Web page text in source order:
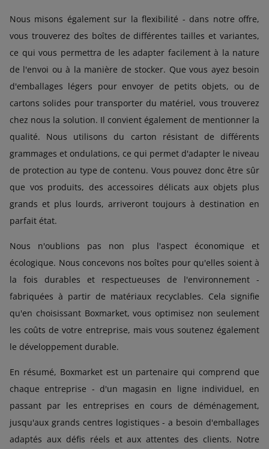
Nous misons également sur la flexibilité - dans notre offre,
vous trouverez des boîtes de différentes tailles et variantes,
ce qui vous permettra de les adapter facilement à la nature
de l'envoi ou à la manière de stocker. Que vous ayez besoin
d'emballages légers pour envoyer de petits objets, ou de
cartons solides pour transporter du matériel, vous trouverez
chez nous la solution. Il convient également de mentionner la
qualité. Nous utilisons du carton résistant de différents
grammages et ondulations, ce qui permet d'adapter le niveau
de protection au type de contenu. Vous pouvez donc être sûr
que vos produits, des accessoires délicats aux objets plus
grands et plus lourds, arriveront toujours à destination en
parfait état.
Nous n'oublions pas non plus l'aspect économique et
écologique. Nous concevons nos boîtes pour qu'elles soient à
la fois durables et respectueuses de l'environnement -
fabriquées à partir de matériaux recyclables. Cela signifie
qu'en choisissant Boxmarket, vous optimisez non seulement
les coûts de votre entreprise, mais vous soutenez également
le développement durable.
En résumé, Boxmarket est un partenaire qui comprend que
chaque entreprise - d'un magasin en ligne individuel, en
passant par les entreprises en cours de déménagement,
jusqu'aux grands centres logistiques - a besoin d'emballages
adaptés aux défis réels et aux attentes des clients. Notre